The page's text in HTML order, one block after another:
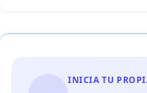
INICIA TU